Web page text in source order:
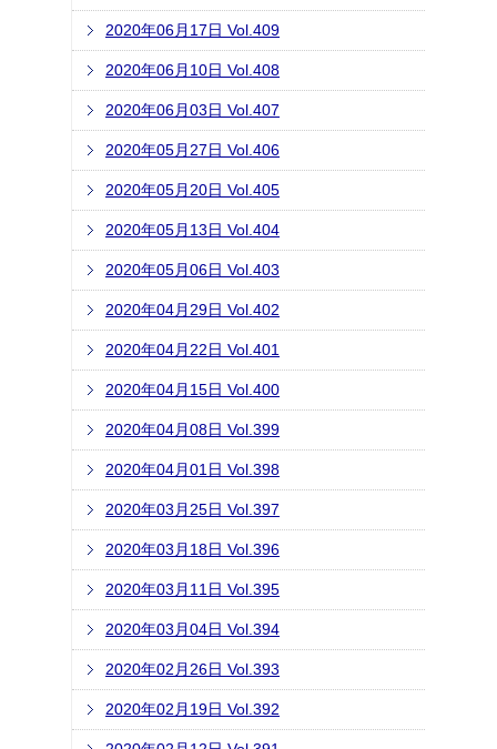
2020年06月17日 Vol.409
2020年06月10日 Vol.408
2020年06月03日 Vol.407
2020年05月27日 Vol.406
2020年05月20日 Vol.405
2020年05月13日 Vol.404
2020年05月06日 Vol.403
2020年04月29日 Vol.402
2020年04月22日 Vol.401
2020年04月15日 Vol.400
2020年04月08日 Vol.399
2020年04月01日 Vol.398
2020年03月25日 Vol.397
2020年03月18日 Vol.396
2020年03月11日 Vol.395
2020年03月04日 Vol.394
2020年02月26日 Vol.393
2020年02月19日 Vol.392